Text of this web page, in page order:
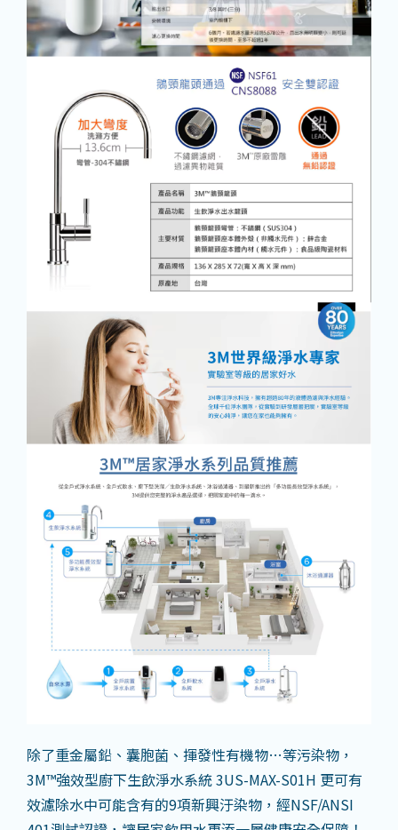
除了重金屬鉛、囊胞菌、揮發性有機物…等污染物，
3M™強效型廚下生飲淨水系統 3US-MAX-S01H 更可有
效濾除水中可能含有的9項新興汙染物，經NSF/ANSI